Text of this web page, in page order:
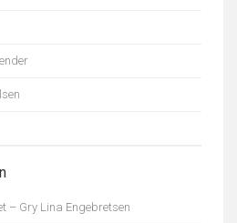
– Gry Lina Engebretsen